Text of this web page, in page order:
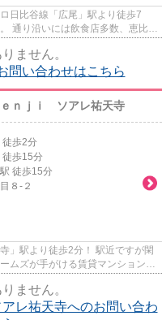
比谷線「広尾」駅より徒歩7
通り沿いには飲食店多数、恵比
ません。
問い合わせはこちら
ｎｊｉ ソアレ祐天寺
徒歩2分
徒歩15分
駅 徒歩15分
８-２
駅より徒歩2分！ 駅近ですが閑
ムズが手がける賃貸マンション♪
ません。
レ祐天寺へのお問い合わ